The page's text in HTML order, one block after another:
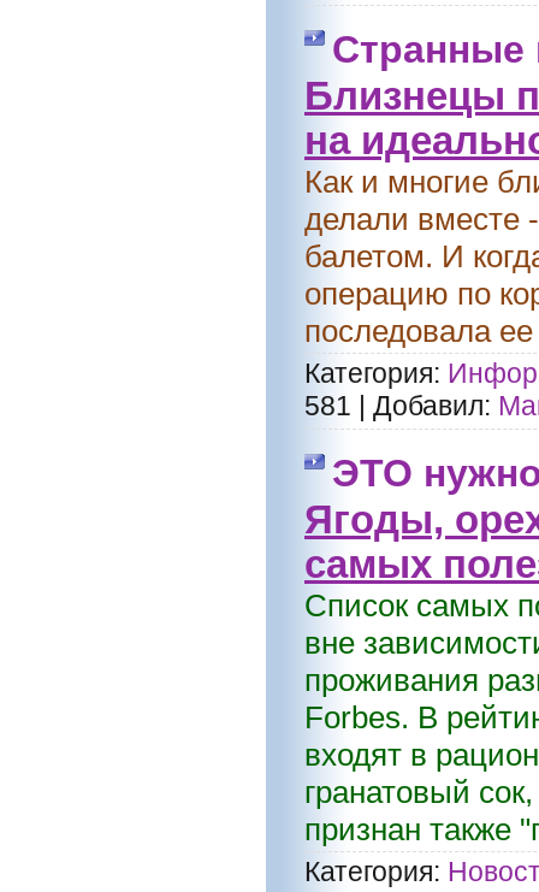
Странные
Близнецы
на
Как и многие
делали вместе
балетом. И
операцию по
последовала
Категория:
581
Добавил:
ЭТО
Ягоды,
самых
Список самых
вне
проживания
Forbes. В
входят в
гранатовый
признан также
Категория: